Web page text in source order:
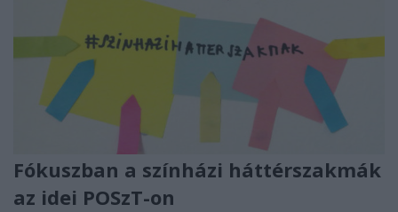
Fókuszban a színházi háttérszakmák
az idei POSzT-on